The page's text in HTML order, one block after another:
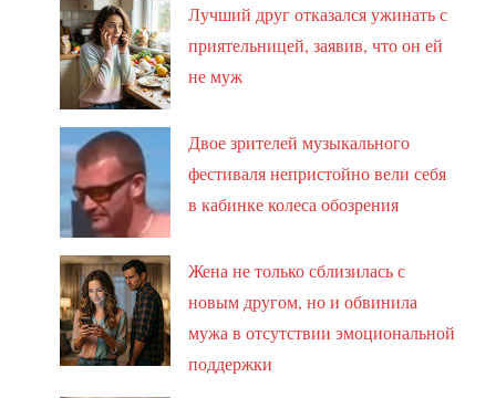
Лучший друг отказался ужинать с
приятельницей, заявив, что он ей
не муж
Двое зрителей музыкального
фестиваля непристойно вели себя
в кабинке колеса обозрения
Жена не только сблизилась с
новым другом, но и обвинила
мужа в отсутствии эмоциональной
поддержки